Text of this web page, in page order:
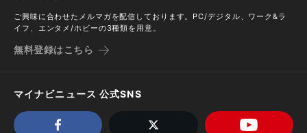
ご興味に合わせたメルマガを配信しております。PC/デジタル、ワーク&ラ
イフ、エンタメ/ホビーの3種類を用意。
無料登録はこちら
マイナビニュース 公式SNS